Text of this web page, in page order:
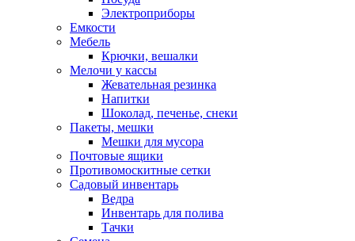
Электроприборы
Емкости
Мебель
Крючки, вешалки
Мелочи у кассы
Жевательная резинка
Напитки
Шоколад, печенье, снеки
Пакеты, мешки
Мешки для мусора
Почтовые ящики
Противомоскитные сетки
Садовый инвентарь
Ведра
Инвентарь для полива
Тачки